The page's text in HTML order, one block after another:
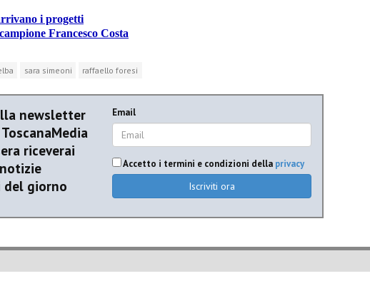
i progetti
Francesco Costa
sara simeoni raffaello foresi
newsletter
riceverai
del giorno
Email
Accetto i termini e condizioni della privacy
Iscriviti ora